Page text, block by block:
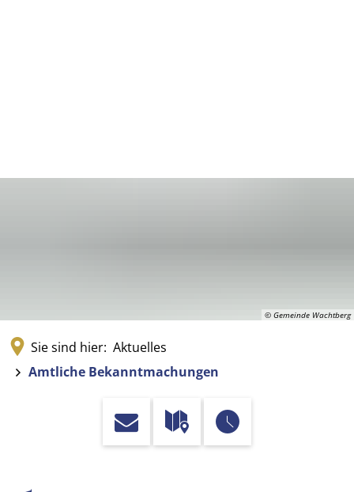
© Gemeinde Wachtberg
Sie sind hier: Aktuelles
Amtliche Bekanntmachungen